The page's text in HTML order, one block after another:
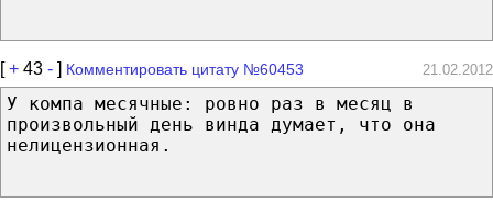
[+ 43 - ] Комментировать цитату №60453 21.02.2012
У компа месячные: ровно раз в месяц в
произвольный день винда думает, что она
нелицензионная.